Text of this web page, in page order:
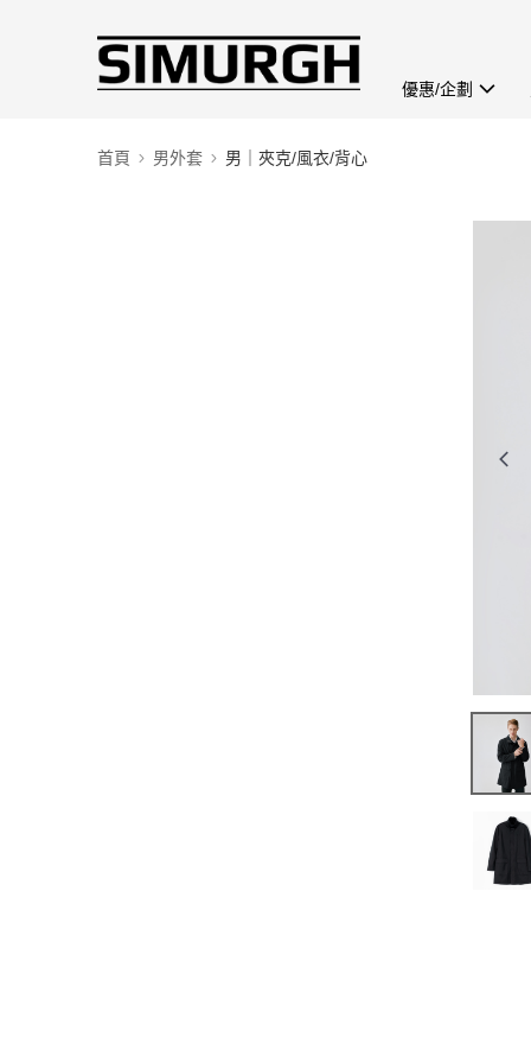
優惠/企劃
首頁 男外套 男｜夾克/風衣/背心